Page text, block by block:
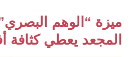
ميزة “الوهم
المجعد يعطي كثافة